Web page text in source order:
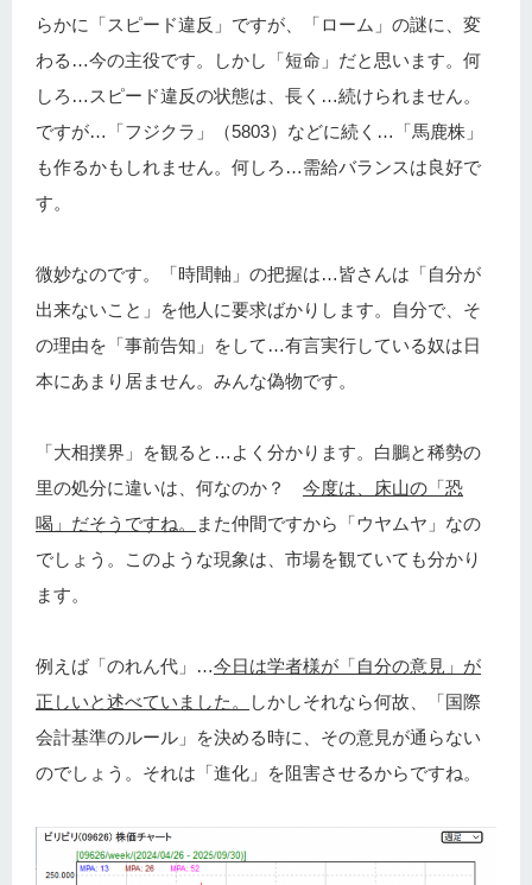
らかに「スピード違反」ですが、「ローム」の謎に、変
わる…今の主役です。しかし「短命」だと思います。何
しろ…スピード違反の状態は、長く…続けられません。
ですが…「フジクラ」（5803）などに続く…「馬鹿株」
も作るかもしれません。何しろ…需給バランスは良好で
す。
微妙なのです。「時間軸」の把握は…皆さんは「自分が
出来ないこと」を他人に要求ばかりします。自分で、そ
の理由を「事前告知」をして…有言実行している奴は日
本にあまり居ません。みんな偽物です。
「大相撲界」を観ると…よく分かります。白鵬と稀勢の
里の処分に違いは、何なのか？ 今度は、床山の「恐
喝」だそうですね。
また仲間ですから「ウヤムヤ」なの
でしょう。このような現象は、市場を観ていても分かり
ます。
例えば「のれん代」…今日は学者様が「自分の意見」が
正しいと述べていました。
しかしそれなら何故、「国際
会計基準のルール」を決める時に、その意見が通らない
のでしょう。それは「進化」を阻害させるからですね。